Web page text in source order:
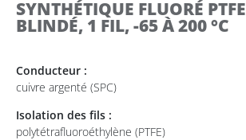
SYNTHÉTIQUE FLUORÉ
BLINDÉ, 1 FIL, -65 À 200 °C
Conducteur :
cuivre argenté (SPC)
Isolation des fils :
polytétrafluoroéthylène (PTFE)